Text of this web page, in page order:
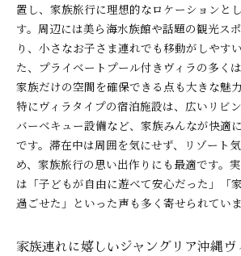
置し、家族旅行に理想的なロケーションと
す。周辺には美ら海水族館や話題の観光ス
り、小さなお子さま連れでも移動がしやす
た、プライベートプール付きヴィラの多く
家族だけの空間を確保できる点も大きな魅
特にヴィラタイプの宿泊施設は、広いリビン
バーベキュー設備など、家族みんなが快適
です。滞在中は周囲を気にせず、リゾート
め、家族旅行の思い出作りにも最適です。
は「子どもが自由に遊べて安心だった」「
過ごせた」といった声も多く寄せられていま
家族連れに嬉しいジャングリア沖縄ヴ